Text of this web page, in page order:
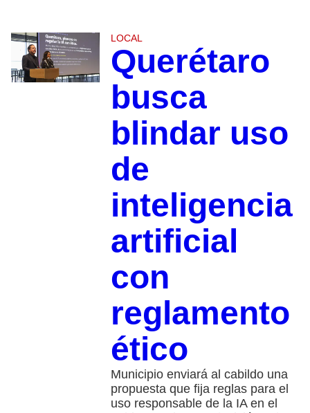
LOCAL
Querétaro
busca
blindar uso
de
inteligencia
artificial
con
reglamento
ético
Municipio enviará al cabildo una
propuesta que fija reglas para el
uso responsable de la IA en el